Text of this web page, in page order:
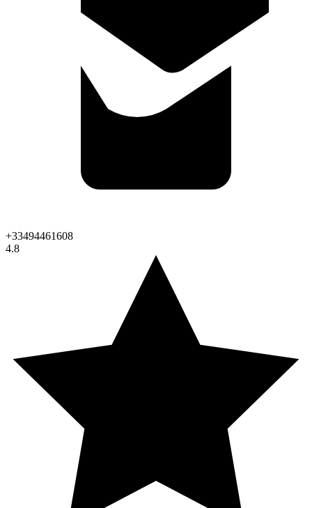
+33494461608
4.8